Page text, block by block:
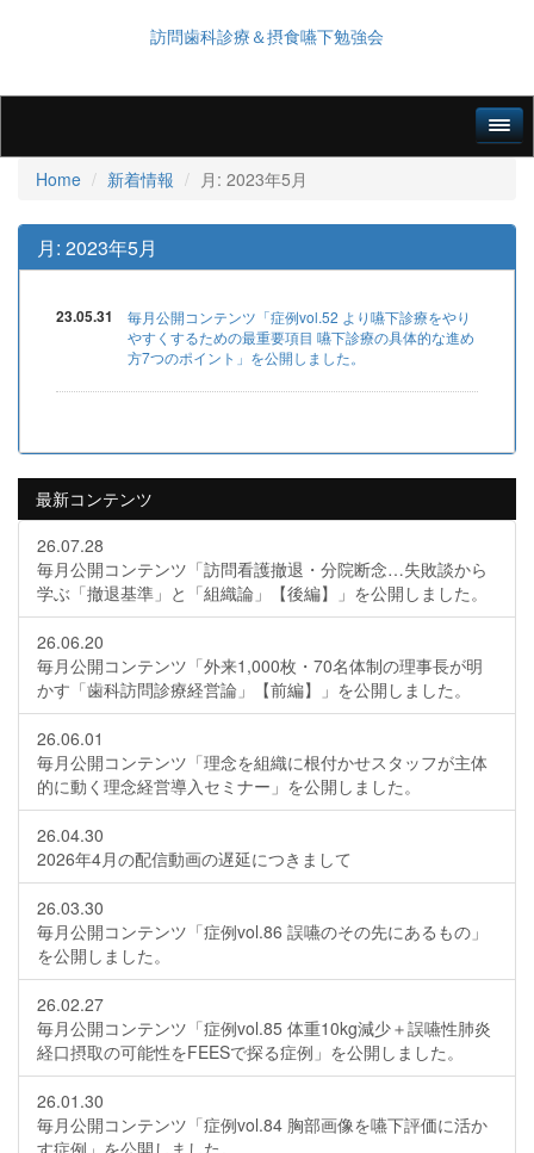
訪問歯科診療＆摂食嚥下勉強会
Home 新着情報 月: 2023年5月
月: 2023年5月
23.05.31
毎月公開コンテンツ「症例vol.52 より嚥下診療をやり
やすくするための最重要項目 嚥下診療の具体的な進め
方7つのポイント」を公開しました。
最新コンテンツ
26.07.28
毎月公開コンテンツ「訪問看護撤退・分院断念…失敗談から
学ぶ「撤退基準」と「組織論」【後編】」を公開しました。
26.06.20
毎月公開コンテンツ「外来1,000枚・70名体制の理事長が明
かす「歯科訪問診療経営論」【前編】」を公開しました。
26.06.01
毎月公開コンテンツ「理念を組織に根付かせスタッフが主体
的に動く理念経営導入セミナー」を公開しました。
26.04.30
2026年4月の配信動画の遅延につきまして
26.03.30
毎月公開コンテンツ「症例vol.86 誤嚥のその先にあるもの」
を公開しました。
26.02.27
毎月公開コンテンツ「症例vol.85 体重10kg減少＋誤嚥性肺炎
経口摂取の可能性をFEESで探る症例」を公開しました。
26.01.30
毎月公開コンテンツ「症例vol.84 胸部画像を嚥下評価に活か
す症例」を公開しました。